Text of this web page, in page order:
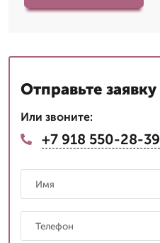
Отправьте заявку
Или звоните:
+7 918 550-28-39